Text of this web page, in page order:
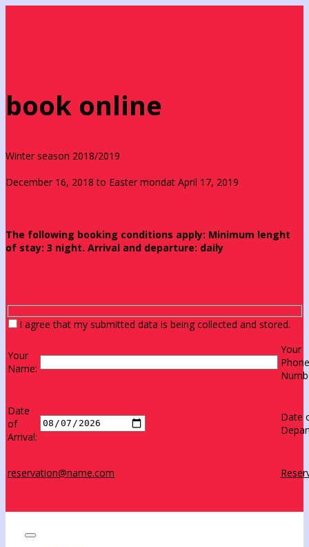
book online
Winter season 2018/2019
December 16, 2018 to Easter mondat April 17, 2019
The following booking conditions apply: Minimum lenght
of stay: 3 night. Arrival and departure: daily
I agree that my submitted data is being collected and stored.
Your
Name:
Your
Phone
Date
of
Arrival:
Date
reservation@name.com